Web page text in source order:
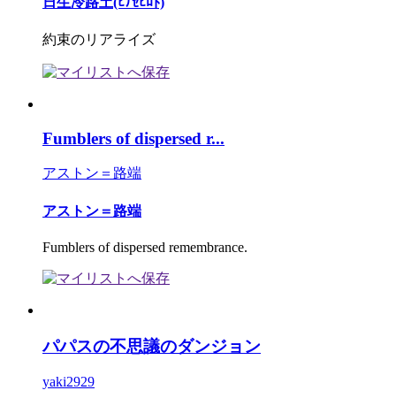
約束のリアライズ
Fumblers of dispersed r...
アストン＝路端
アストン＝路端
Fumblers of dispersed remembrance.
パパスの不思議のダンジョン
yaki2929